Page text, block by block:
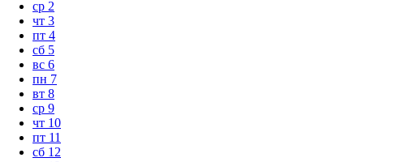
ср 2
чт 3
пт 4
сб 5
вс 6
пн 7
вт 8
ср 9
чт 10
пт 11
сб 12